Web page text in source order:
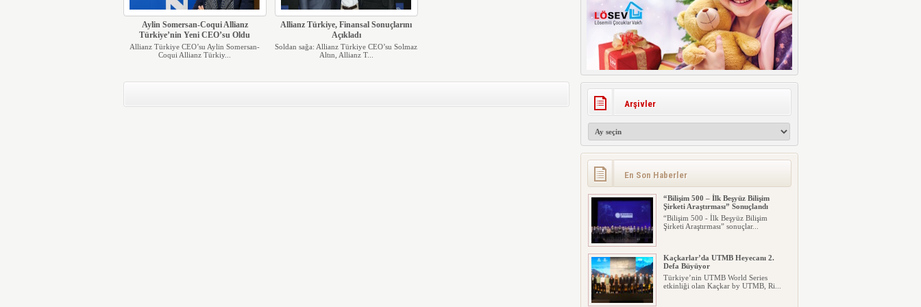
Aylin Somersan-Coqui Allianz
Türkiye’nin Yeni CEO’su Oldu
Allianz Türkiye CEO’su Aylin Somersan-
Coqui Allianz Türkiy...
Allianz Türkiye, Finansal Sonuçlarını
Açıkladı
Soldan sağa: Allianz Türkiye CEO’su Solmaz
Altın, Allianz T...
Arşivler
En Son Haberler
“Bilişim 500 – İlk Beşyüz Bilişim
Şirketi Araştırması” Sonuçlandı
“Bilişim 500 - İlk Beşyüz Bilişim
Şirketi Araştırması” sonuçlar...
Kaçkarlar’da UTMB Heyecanı 2.
Defa Büyüyor
Türkiye’nin UTMB World Series
etkinliği olan Kaçkar by UTMB, Ri...